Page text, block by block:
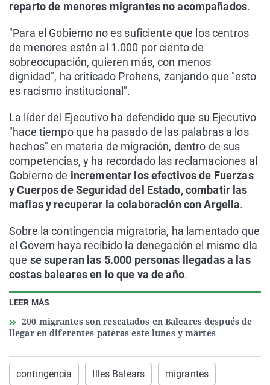
LEER MÁS
200 migrantes son rescatados en Baleares después de
llegar en diferentes pateras este lunes y martes
reparto de menores migrantes no acompañados.
"Para el Gobierno no es suficiente que los centros
de menores estén al 1.000 por ciento de
sobreocupación, quieren más, con menos
dignidad", ha criticado Prohens, zanjando que "esto
es racismo institucional".
La líder del Ejecutivo ha defendido que su Ejecutivo
"hace tiempo que ha pasado de las palabras a los
hechos" en materia de migración, dentro de sus
competencias, y ha recordado las reclamaciones al
Gobierno de incrementar los efectivos de Fuerzas
y Cuerpos de Seguridad del Estado, combatir las
mafias y recuperar la colaboración con Argelia.
Sobre la contingencia migratoria, ha lamentado que
el Govern haya recibido la denegación el mismo día
que se superan las 5.000 personas llegadas a las
costas baleares en lo que va de año.
contingencia Illes Balears migrantes